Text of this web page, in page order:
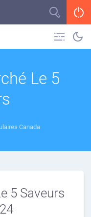
Le 5
Canada
5 Saveurs